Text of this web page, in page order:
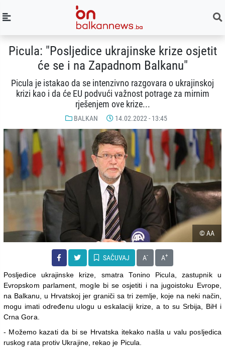
Picula: "Posljedice ukrajinske krize osjetit
će se i na Zapadnom Balkanu"
Picula je istakao da se intenzivno razgovara o ukrajinskoj
krizi kao i da će EU podvući važnost potrage za mirnim
rješenjem ove krize...
BALKAN 14.02.2022 - 13:45
© AA
SAČUVAJ A- A+
Posljedice ukrajinske krize, smatra Tonino Picula, zastupnik u
Evropskom parlament, mogle bi se osjetiti i na jugoistoku Evrope,
na Balkanu, u Hrvatskoj jer graniči sa tri zemlje, koje na neki način,
mogu imati određenu ulogu u eskalaciji krize, a to su Srbija, BiH i
Crna Gora.
- Možemo kazati da bi se Hrvatska itekako našla u valu posljedica
ruskog rata protiv Ukrajine, rekao je Picula.